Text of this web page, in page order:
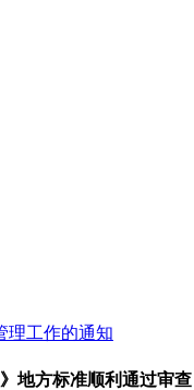
理工作的通知
地方标准顺利通过审查